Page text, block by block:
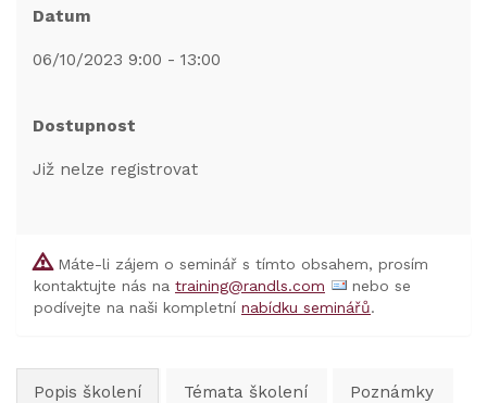
Datum
06/10/2023 9:00 - 13:00
Dostupnost
Již nelze registrovat
Máte-li zájem o seminář s tímto obsahem, prosím
kontaktujte nás na training@randls.com
nebo se
podívejte na naši kompletní nabídku seminářů.
Popis školení Témata školení Poznámky